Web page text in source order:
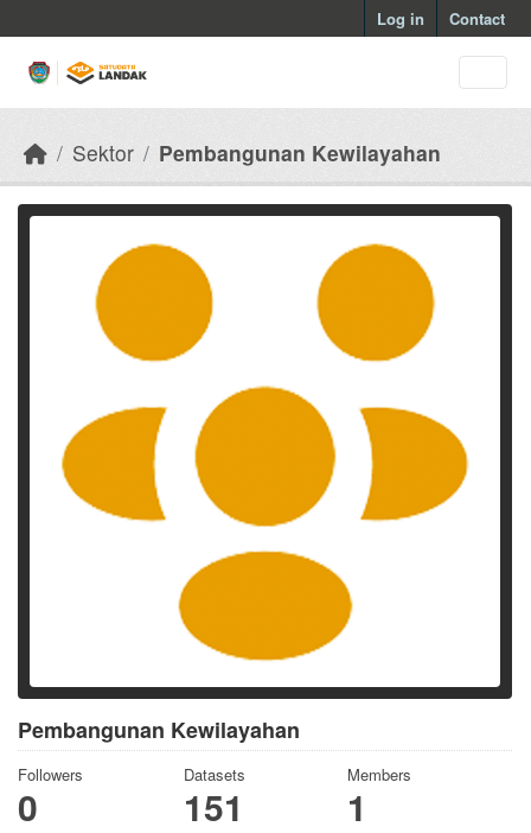
Log in Contact
Sektor Pembangunan Kewilayahan
Pembangunan Kewilayahan
Followers
0
Datasets
151
Members
1